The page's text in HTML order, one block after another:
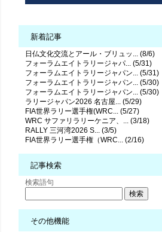
新着記事
日仏文化交流とアール・ブリュッ... (8/6)
フォーラムエイトラリージャパ... (5/31)
フォーラムエイトラリージャパン... (5/31)
フォーラムエイトラリージャパン... (5/30)
フォーラムエイトラリージャパン... (5/30)
ラリージャパン2026 名古屋... (5/29)
FIA世界ラリー選手権(WRC... (5/27)
WRC サファリラリーケニア、... (3/18)
RALLY 三河湾2026 S... (3/5)
FIA世界ラリー選手権（WRC... (2/16)
記事検索
検索語句
その他機能